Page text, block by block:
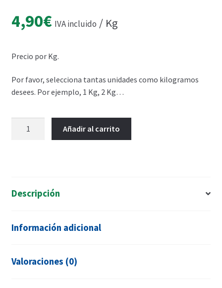
4,90€ IVA incluido / Kg
Precio por Kg.
Por favor, selecciona tantas unidades como kilogramos
desees. Por ejemplo, 1 Kg, 2 Kg…
Añadir al carrito
Descripción
Información adicional
Valoraciones (0)